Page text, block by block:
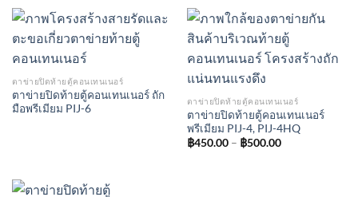
ตาข่ายปิดท้ายตู้คอนเทนเนอร์
ตาข่ายปิดท้ายตู้คอนเทนเนอร์ ถัก
มือพรีเมียม PIJ-6
ตาข่ายปิดท้ายตู้คอนเทนเนอร์
ตาข่ายปิดท้ายตู้คอนเทนเนอร์
พรีเมียม PIJ-4, PIJ-4HQ
฿450.00– ฿500.00